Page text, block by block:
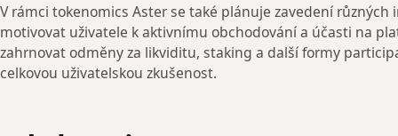
V rámci tokenomics Aster se také plánuje zavedení
motivovat uživatele k aktivnímu obchodování a účasti na
zahrnovat odměny za likviditu, staking a další formy
celkovou uživatelskou zkušenost.